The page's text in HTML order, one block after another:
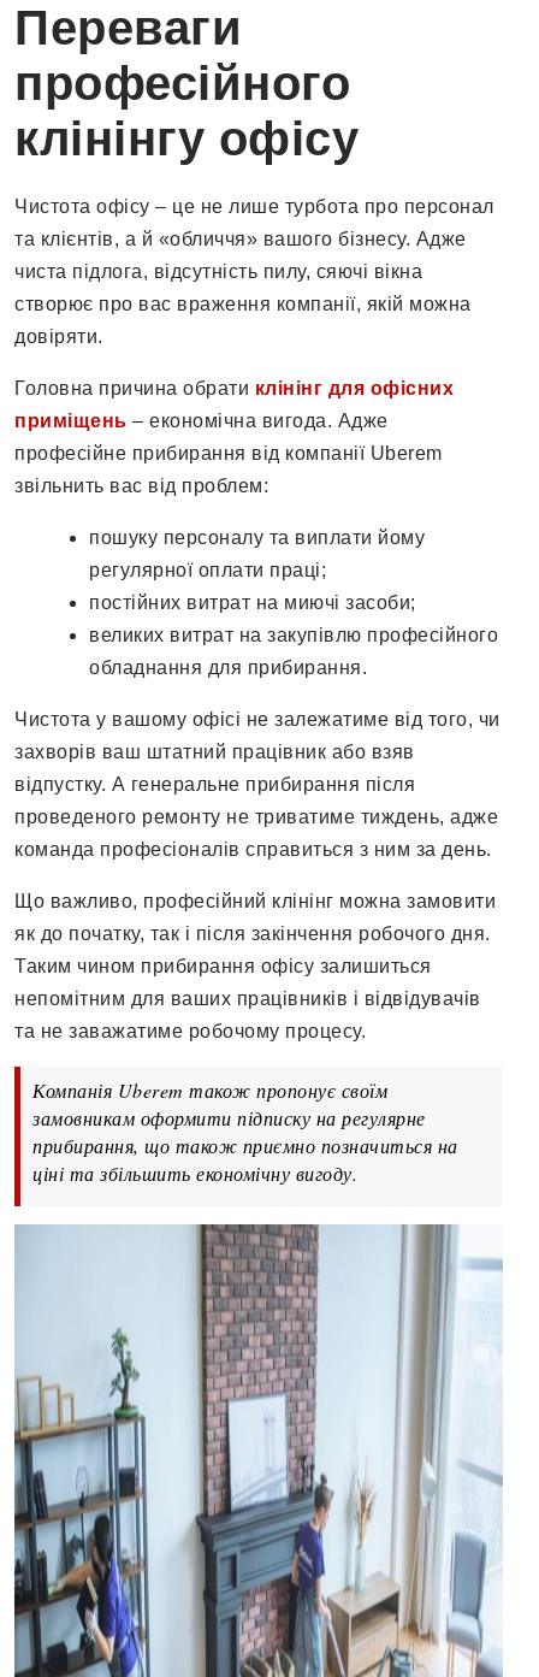
Переваги
професійного
клінінгу офісу
Чистота офісу – це не лише турбота про персонал
та клієнтів, а й «обличчя» вашого бізнесу. Адже
чиста підлога, відсутність пилу, сяючі вікна
створює про вас враження компанії, якій можна
довіряти.
Головна причина обрати клінінг для офісних
приміщень – економічна вигода. Адже
професійне прибирання від компанії Uberem
звільнить вас від проблем:
пошуку персоналу та виплати йому
регулярної оплати праці;
постійних витрат на миючі засоби;
великих витрат на закупівлю професійного
обладнання для прибирання.
Чистота у вашому офісі не залежатиме від того, чи
захворів ваш штатний працівник або взяв
відпустку. А генеральне прибирання після
проведеного ремонту не триватиме тиждень, адже
команда професіоналів справиться з ним за день.
Що важливо, професійний клінінг можна замовити
як до початку, так і після закінчення робочого дня.
Таким чином прибирання офісу залишиться
непомітним для ваших працівників і відвідувачів
та не заважатиме робочому процесу.
Компанія Uberem також пропонує своїм
замовникам оформити підписку на регулярне
прибирання, що також приємно позначиться на
ціні та збільшить економічну вигоду.